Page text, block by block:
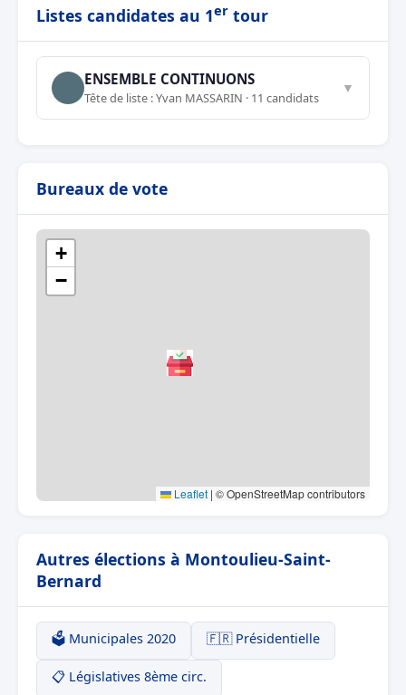
Listes candidates au 1er tour
ENSEMBLE CONTINUONS
Tête de liste : Yvan MASSARIN · 11 candidats
▼
Bureaux de vote
+
−
Leaflet | © OpenStreetMap contributors
Autres élections à Montoulieu-Saint-
Bernard
🗳️ Municipales 2020 🇫🇷 Présidentielle
📋 Législatives 8ème circ.